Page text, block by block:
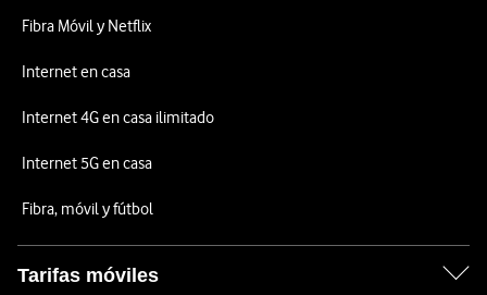
Fibra Móvil y Netflix
Internet en casa
Internet 4G en casa ilimitado
Internet 5G en casa
Fibra, móvil y fútbol
Tarifas móviles